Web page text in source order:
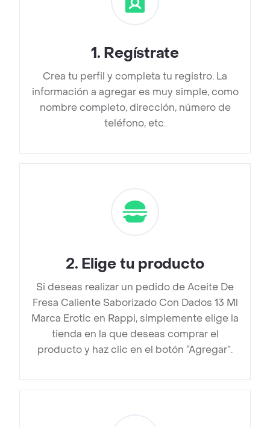
1. Regístrate
Crea tu perfil y completa tu registro. La
información a agregar es muy simple, como
nombre completo, dirección, número de
teléfono, etc.
2. Elige tu producto
Si deseas realizar un pedido de Aceite De
Fresa Caliente Saborizado Con Dados 13 Ml
Marca Erotic en Rappi, simplemente elige la
tienda en la que deseas comprar el
producto y haz clic en el botón “Agregar”.